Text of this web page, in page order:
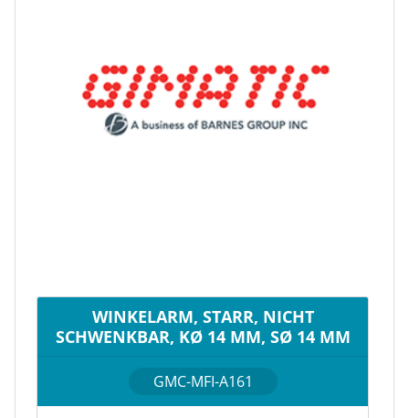
WINKELARM, STARR, NICHT
SCHWENKBAR, KØ 14 MM, SØ 14 MM
GMC-MFI-A161